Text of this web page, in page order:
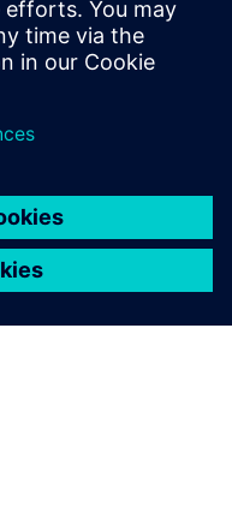
환경으로 대체